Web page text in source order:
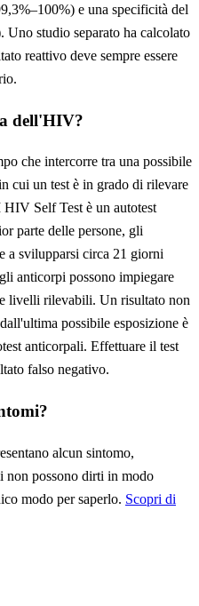
e una specificità del
studio separato ha calcolato
reattivo deve sempre essere
dell'HIV?
che intercorre tra una possibile
cui un test è in grado di rilevare
Self Test è un autotest
parte delle persone, gli
a svilupparsi circa 21 giorni
anticorpi possono impiegare
livelli rilevabili. Un risultato non
possibile esposizione è
anticorpali. Effettuare il test
falso negativo.
alcun sintomo,
non possono dirti in modo
modo per saperlo. Scopri di